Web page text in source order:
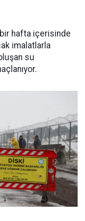
bir hafta içerisinde
imalatlarla
su